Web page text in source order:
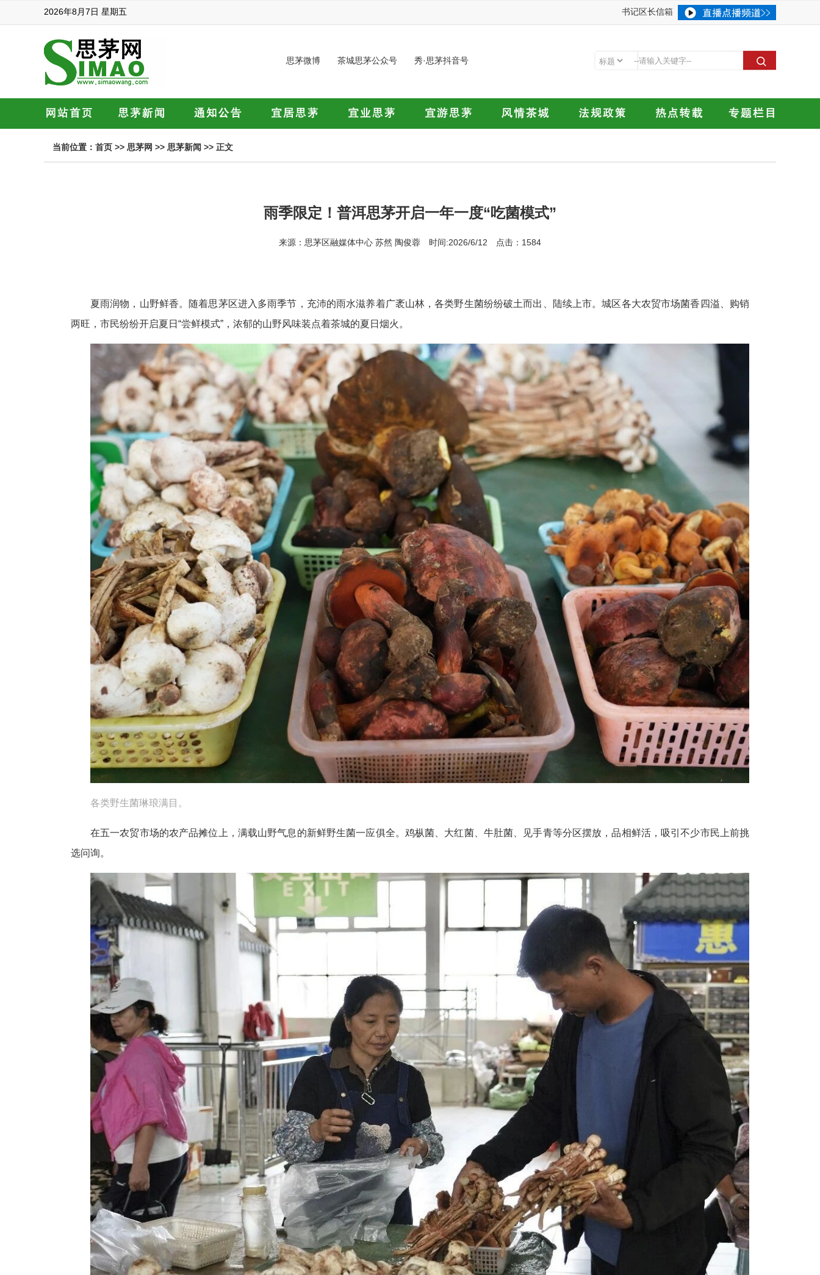
2026年8月7日 星期五 书记区长信箱
思茅微博 茶城思茅公众号 秀·思茅抖音号
当前位置： 首页 >> 思茅网 >> 思茅新闻 >> 正文
雨季限定！普洱思茅开启一年一度“吃菌模式”
来源：思茅区融媒体中心 苏然 陶俊蓉 时间:2026/6/12 点击：1584
夏雨润物，山野鲜香。随着思茅区进入多雨季节，充沛的雨水滋养着广袤山林，各类野生菌纷纷破土而出、陆续上市。城区各大农贸市场菌香四溢、购销
两旺，市民纷纷开启夏日“尝鲜模式”，浓郁的山野风味装点着茶城的夏日烟火。
各类野生菌琳琅满目。
在五一农贸市场的农产品摊位上，满载山野气息的新鲜野生菌一应俱全。鸡枞菌、大红菌、牛肚菌、见手青等分区摆放，品相鲜活，吸引不少市民上前挑
选问询。